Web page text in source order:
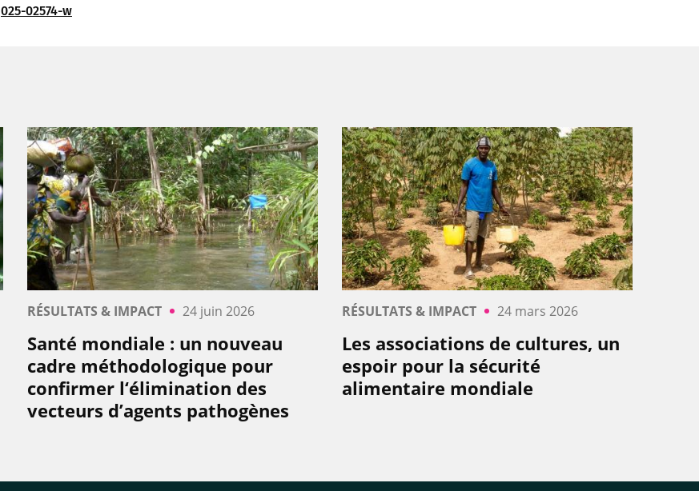
025-02574-w
RÉSULTATS & IMPACT 24 juin 2026
Santé mondiale : un nouveau
cadre méthodologique pour
confirmer l‘élimination des
vecteurs d’agents pathogènes
RÉSULTATS & IMPACT 24 mars 2026
Les associations de cultures, un
espoir pour la sécurité
alimentaire mondiale